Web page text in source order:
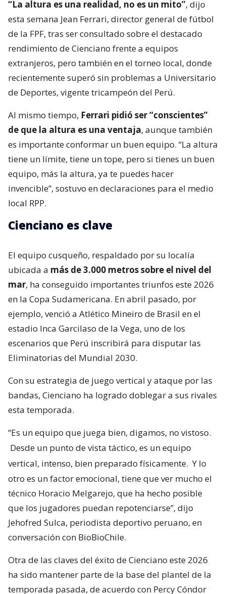
“La altura es una realidad, no es un mito”, dijo
esta semana Jean Ferrari, director general de fútbol
de la FPF, tras ser consultado sobre el destacado
rendimiento de Cienciano frente a equipos
extranjeros, pero también en el torneo local, donde
recientemente superó sin problemas a Universitario
de Deportes, vigente tricampeón del Perú.
Al mismo tiempo, Ferrari pidió ser “conscientes”
de que la altura es una ventaja, aunque también
es importante conformar un buen equipo. “La altura
tiene un límite, tiene un tope, pero si tienes un buen
equipo, más la altura, ya te puedes hacer
invencible”, sostuvo en declaraciones para el medio
local RPP.
Cienciano es clave
El equipo cusqueño, respaldado por su localía
ubicada a más de 3.000 metros sobre el nivel del
mar, ha conseguido importantes triunfos este 2026
en la Copa Sudamericana. En abril pasado, por
ejemplo, venció a Atlético Mineiro de Brasil en el
estadio Inca Garcilaso de la Vega, uno de los
escenarios que Perú inscribirá para disputar las
Eliminatorias del Mundial 2030.
Con su estrategia de juego vertical y ataque por las
bandas, Cienciano ha logrado doblegar a sus rivales
esta temporada.
“Es un equipo que juega bien, digamos, no vistoso.
Desde un punto de vista táctico, es un equipo
vertical, intenso, bien preparado físicamente. Y lo
otro es un factor emocional, tiene que ver mucho el
técnico Horacio Melgarejo, que ha hecho posible
que los jugadores puedan repotenciarse”, dijo
Jehofred Sulca, periodista deportivo peruano, en
conversación con BioBioChile.
Otra de las claves del éxito de Cienciano este 2026
ha sido mantener parte de la base del plantel de la
temporada pasada, de acuerdo con Percy Cóndor